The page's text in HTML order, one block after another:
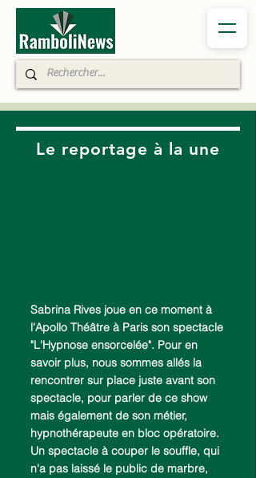
Le reportage à la une
Sabrina Rives joue en ce moment à
l'Apollo Théâtre à Paris son spectacle
"L'Hypnose ensorcelée". Pour en
savoir plus, nous sommes allés la
rencontrer sur place juste avant son
spectacle, pour parler de ce show
mais également de son métier,
hypnothérapeute en bloc opératoire.
Un spectacle à couper le souffle, qui
n'a pas laissé le public de marbre,